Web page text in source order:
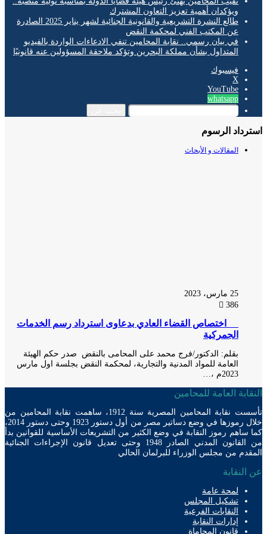
ويؤكدان أهمية تعزيز التعاون المشترك
طالع النشرة التشريعية والقانونية الجنائية لشهر يناير 2025 الصادرة
عن المكتب الفني لمحكمة النقض
في بيان رسمي.. نقابة المحامين تنفي الادعاءات الواردة بالفيديو
المتداول بشأن مملكة البحرين وتؤكد ملاحقة المسؤولين عنه قانونيًا
فيسبوك
‫YouTube
whatsapp
الرسوم
المقالات و الأبحاث
اختصاص القضاء العادي بدعاوى استرداد رسم الخدمات
الجمركية
بقلم: الدكتور/فرج محمد على المحامى بالنقض صدر حكم الهيئة
العامة للمواد المدنية والتجارية، لمحكمة النقض بجلسة اول مارس
العامة للمحامين
تأسست نقابة المحامين المصرية سنة 1912، ساهمت نقابة المحامين من
خلال رموزها في وضع دساتير مصر من أول دستور 1923 وحتى دستور 2014،
رموز النقابة في وضع الكثير من التشريعات الأساسية للقوانين بدأ
من القانون المدني الصادر 1948 وحتى تعديل قانون الإجراءات الجنائية
من مجلس الوزراء للبرلمان الحالي
لمحة عامة
تشكيل المجلس
النقابات الفرعية
إدارات النقابة
قانون المحاماة